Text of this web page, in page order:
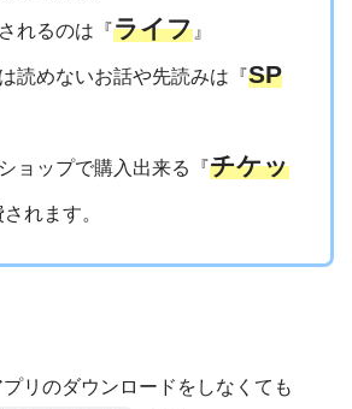
れるのは『ライフ 』
読めないお話や先読みは『SP
ョップで購入出来る『チケッ
れます。
リのダウンロードをしなくても